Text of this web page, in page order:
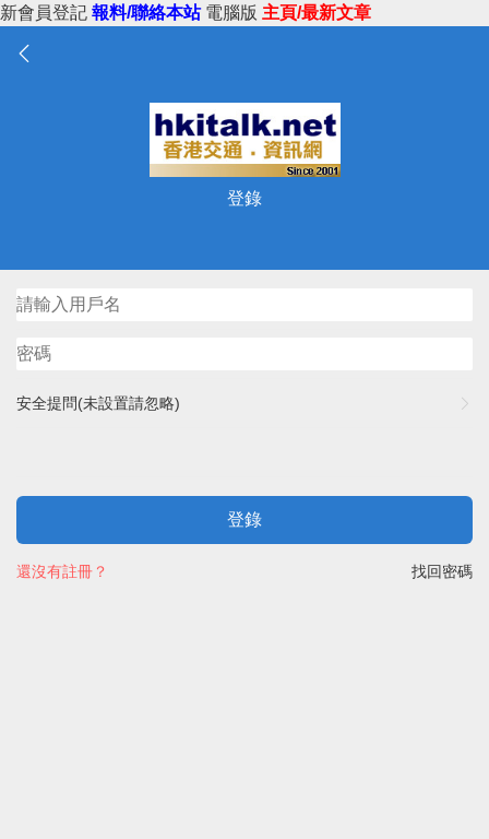
新會員登記 報料/聯絡本站 電腦版 主頁/最新文章
登錄
安全提問(未設置請忽略)
登錄
找回密碼
還沒有註冊？